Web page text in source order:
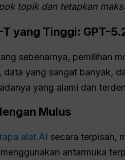
topik dan tetapkan
yang Tinggi: GPT-
sebenarnya, pemilihan
data yang sangat banyak,
yang alami dan
Mulus
alat AI secara terpisah,
antarmuka